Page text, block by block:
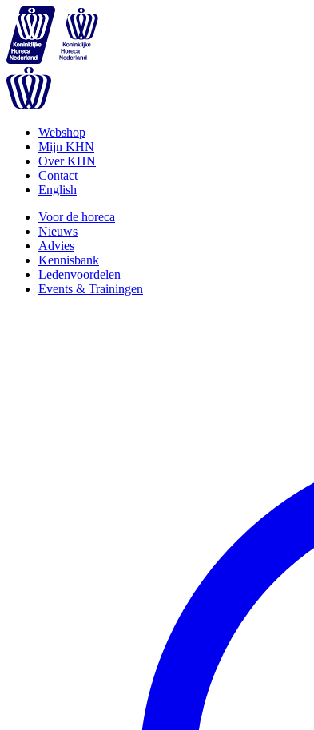
Webshop
Mijn KHN
Over KHN
Contact
English
Voor de horeca
Nieuws
Advies
Kennisbank
Ledenvoordelen
Events & Trainingen